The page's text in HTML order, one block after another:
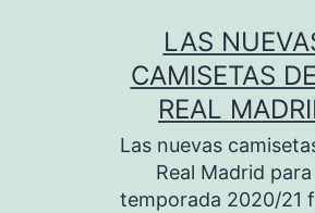
LAS
CAMISETAS
REAL
Las nuevas
Real Madrid para
temporada 2020/21